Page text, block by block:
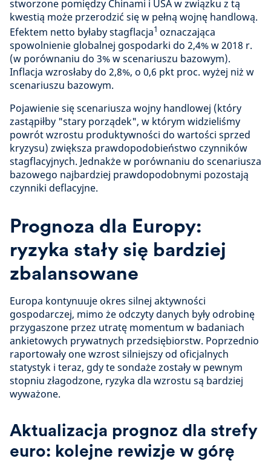
stworzone pomiędzy Chinami i USA w związku z tą
kwestią może przerodzić się w pełną wojnę handlową.
Efektem netto byłaby stagflacja1 oznaczająca
spowolnienie globalnej gospodarki do 2,4% w 2018 r.
(w porównaniu do 3% w scenariuszu bazowym).
Inflacja wzrosłaby do 2,8%, o 0,6 pkt proc. wyżej niż w
scenariuszu bazowym.
Pojawienie się scenariusza wojny handlowej (który
zastąpiłby "stary porządek", w którym widzieliśmy
powrót wzrostu produktywności do wartości sprzed
kryzysu) zwiększa prawdopodobieństwo czynników
stagflacyjnych. Jednakże w porównaniu do scenariusza
bazowego najbardziej prawdopodobnymi pozostają
czynniki deflacyjne.
Prognoza dla Europy:
ryzyka stały się bardziej
zbalansowane
Europa kontynuuje okres silnej aktywności
gospodarczej, mimo że odczyty danych były odrobinę
przygaszone przez utratę momentum w badaniach
ankietowych prywatnych przedsiębiorstw. Poprzednio
raportowały one wzrost silniejszy od oficjalnych
statystyk i teraz, gdy te sondaże zostały w pewnym
stopniu złagodzone, ryzyka dla wzrostu są bardziej
wyważone.
Aktualizacja prognoz dla strefy
euro: kolejne rewizje w górę